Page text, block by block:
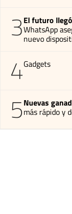
3El futuro llegó
WhatsApp
nuevo
4Gadgets
5Nuevas
más rápido y